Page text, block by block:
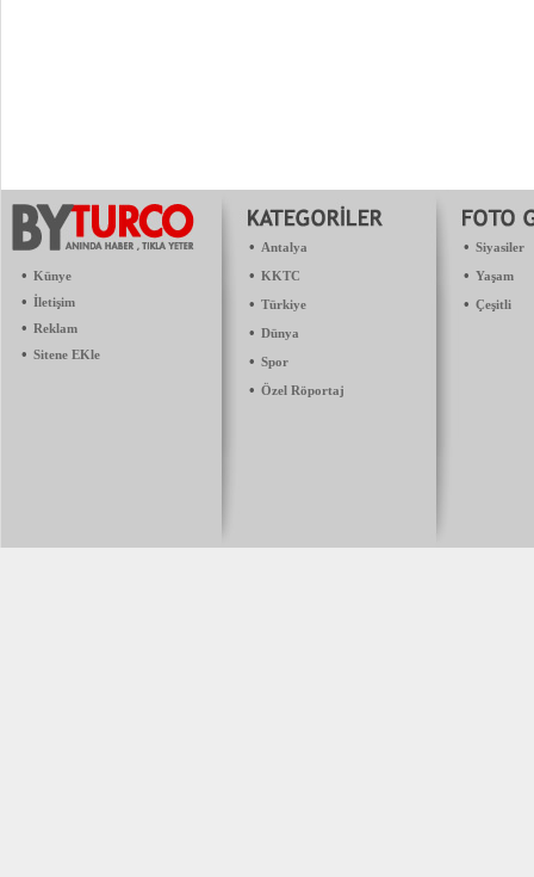
• Künye
• İletişim
• Reklam
• Sitene EKle
• Antalya
• KKTC
• Türkiye
• Dünya
• Spor
• Özel Röportaj
• Siyasiler
• Yaşam
• Çeşitli